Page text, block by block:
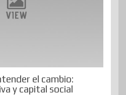
el cambio:
y capital social